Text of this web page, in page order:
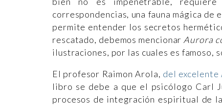
correspondencias, una fauna mágica
permite entender los secretos
rescatado, debemos mencionar Aurora
ilustraciones, por las cuales es famoso,
El profesor Raimon Arola, del excelente
libro se debe a que el psicólogo Carl
procesos de integración espiritual de